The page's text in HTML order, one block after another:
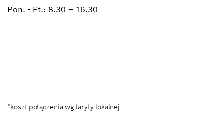
Pon. - Pt.: 8.30 – 16.30
*koszt połączenia wg taryfy lokalnej